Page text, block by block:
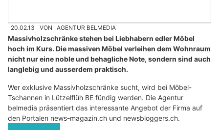
20.02.13 VON AGENTUR BELMEDIA
Massivholzschränke stehen bei Liebhabern edler Möbel
hoch im Kurs. Die massiven Möbel verleihen dem Wohnraum
nicht nur eine noble und behagliche Note, sondern sind auch
langlebig und ausserdem praktisch.
Wer exklusive Massivholzschränke sucht, wird bei Möbel-
Tschannen in Lützelflüh BE fündig werden. Die Agentur
belmedia präsentiert das interessante Angebot der Firma auf
den Portalen news-magazin.ch und newsbloggers.ch.